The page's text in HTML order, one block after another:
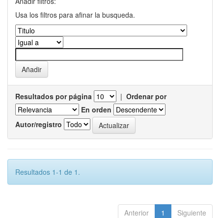
Usa los filtros para afinar la busqueda.
Resultados por página | Ordenar por
En orden
Autor/registro
Resultados 1-1 de 1.
Anterior 1 Siguiente